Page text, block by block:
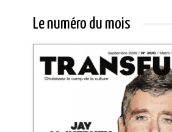
Le numéro du mois